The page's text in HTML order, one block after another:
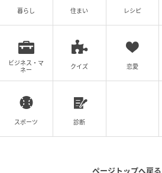
は知った顔で…？＜義
10話＞【義父母がシン
前の話 次の話
義姉の自分勝手が止ま
ウーマンエキサイト
暮らし 住まい レシピ
ビジネス・マ
ネー
クイズ 恋愛
スポーツ 診断
ページトップへ戻る